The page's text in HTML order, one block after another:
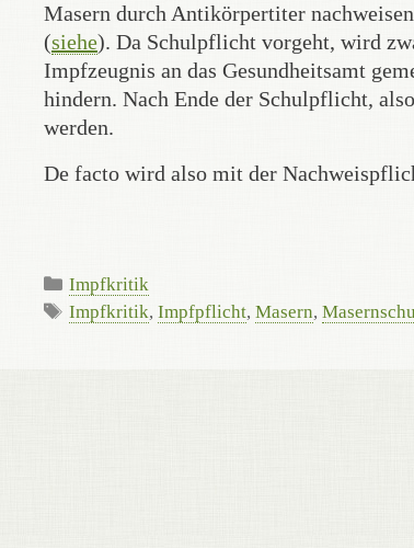
Masern durch Antikörpertiter
(siehe). Da Schulpflicht vorgeht, wird
Impfzeugnis an das Gesundheitsamt
hindern. Nach Ende der Schulpflicht,
werden.
De facto wird also mit der
Kategorien
Impfkritik
Schlagwörter
Impfkritik,Impfpflicht,Masern,